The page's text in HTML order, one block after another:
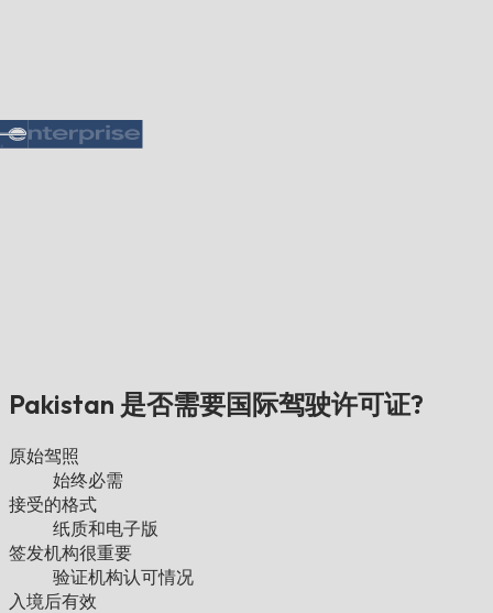
Pakistan 是否需要国际驾驶许可证?
原始驾照
始终必需
接受的格式
纸质和电子版
签发机构很重要
验证机构认可情况
入境后有效